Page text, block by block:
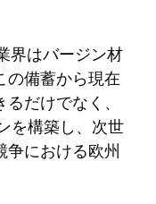
界はバージン材
の備蓄から現在
だけでなく、
を構築し、次世
における欧州